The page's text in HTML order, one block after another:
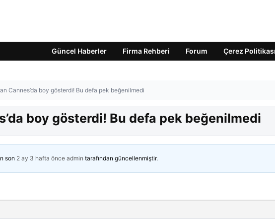
Güncel Haberler Firma Rehberi Forum Çerez Politikası
Cannes’da boy gösterdi! Bu defa pek beğenilmedi
boy gösterdi! Bu defa pek beğenilmedi
son 2 ay 3 hafta önce admin tarafından güncellenmiştir.